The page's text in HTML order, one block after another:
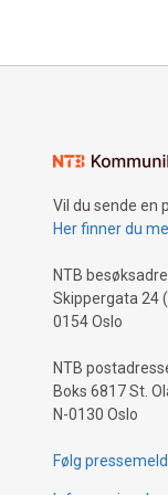
Vil du sende en
Her finner du
NTB
Skippergata 24
0154 Oslo
NTB
Boks 6817 St.
N-0130 Oslo
Følg